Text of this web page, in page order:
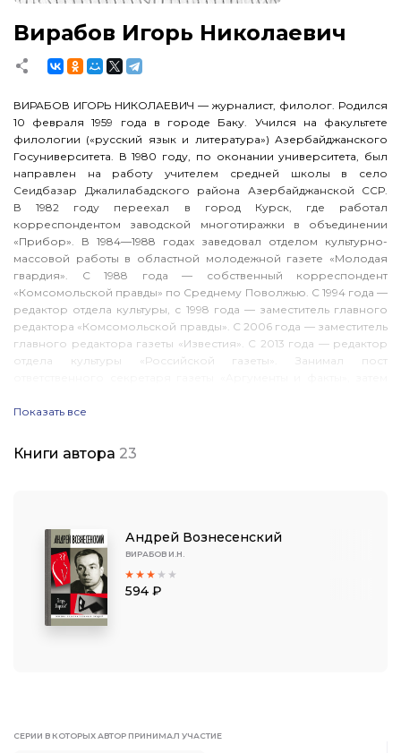
Вирабов Игорь Николаевич
ВИРАБОВ ИГОРЬ НИКОЛАЕВИЧ — журналист, филолог. Родился
10 февраля 1959 года в городе Баку. Учился на факультете
филологии («русский язык и литература») Азербайджанского
Госуниверситета. В 1980 году, по оконании университета, был
направлен на работу учителем средней школы в село
Сеидбазар Джалилабадского района Азербайджанской ССР.
В 1982 году переехал в город Курск, где работал
корреспондентом заводской многотиражки в объединении
«Прибор». В 1984—1988 годах заведовал отделом культурно-
массовой работы в областной молодежной газете «Молодая
гвардия». С 1988 года — собственный корреспондент
«Комсомольской правды» по Среднему Поволжью. С 1994 года —
редактор отдела культуры, с 1998 года — заместитель главного
редактора «Комсомольской правды». С 2006 года — заместитель
главного редактора газеты «Известия». С 2013 года — редактор
отдела культуры «Российской газеты». Занимал пост
Вирабовым биография поэта Андрея Вознесенского (вошла в
короткий список премии «Большая книга»).
Показать все
Книги автора 23
Андрей Вознесенский
ВИРАБОВ И.Н.
594 ₽
СЕРИИ В КОТОРЫХ АВТОР ПРИНИМАЛ УЧАСТИЕ